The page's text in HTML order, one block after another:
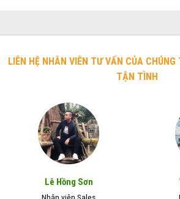
LIÊN HỆ NHÂN VIÊN TƯ VẤN CỦA
TẬN TÌNH
Lê Hồng Sơn